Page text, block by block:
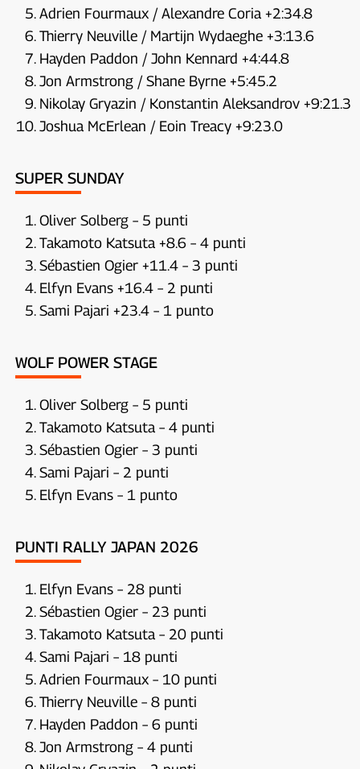
Adrien Fourmaux / Alexandre Coria +2:34.8
Thierry Neuville / Martijn Wydaeghe +3:13.6
Hayden Paddon / John Kennard +4:44.8
Jon Armstrong / Shane Byrne +5:45.2
Nikolay Gryazin / Konstantin Aleksandrov +9:21.3
Joshua McErlean / Eoin Treacy +9:23.0
SUPER SUNDAY
Oliver Solberg – 5 punti
Takamoto Katsuta +8.6 – 4 punti
Sébastien Ogier +11.4 – 3 punti
Elfyn Evans +16.4 – 2 punti
Sami Pajari +23.4 – 1 punto
WOLF POWER STAGE
Oliver Solberg – 5 punti
Takamoto Katsuta – 4 punti
Sébastien Ogier – 3 punti
Sami Pajari – 2 punti
Elfyn Evans – 1 punto
PUNTI RALLY JAPAN 2026
Elfyn Evans – 28 punti
Sébastien Ogier – 23 punti
Takamoto Katsuta – 20 punti
Sami Pajari – 18 punti
Adrien Fourmaux – 10 punti
Thierry Neuville – 8 punti
Hayden Paddon – 6 punti
Jon Armstrong – 4 punti